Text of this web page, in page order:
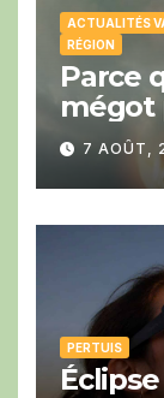
ACTUALITÉS
RÉGION
Parce
mégot
7 AOÛT,
PERTUIS